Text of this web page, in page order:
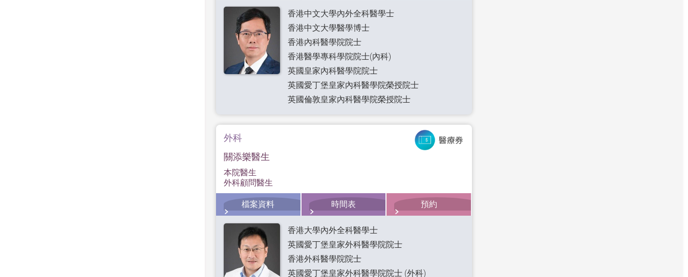
香港中文大學內外全科醫學士
香港中文大學醫學博士
香港內科醫學院院士
香港醫學專科學院院士(內科)
英國皇家內科醫學院院士
英國愛丁堡皇家內科醫學院榮授院士
英國倫敦皇家內科醫學院榮授院士
外科
關添樂醫生
本院醫生
外科顧問醫生
檔案資料 時間表 預約
香港大學內外全科醫學士
英國愛丁堡皇家外科醫學院院士
香港外科醫學院院士
英國愛丁堡皇家外科醫學院院士 (外科)